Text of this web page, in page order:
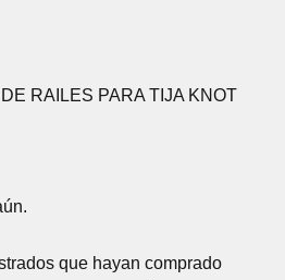
RAILES PARA TIJA KNOT
que hayan comprado